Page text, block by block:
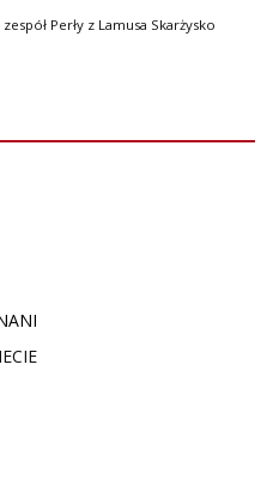
zespół Perły z Lamusa Skarżysko